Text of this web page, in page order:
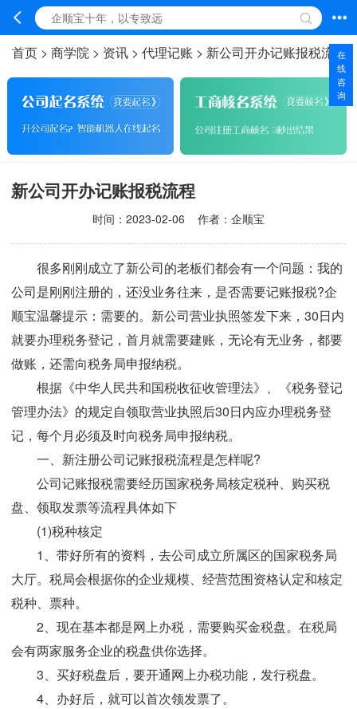
首页 > 商学院 > 资讯 > 代理记账 > 新公司开办记账报税流程
新公司开办记账报税流程
时间： 2023-02-06 作者：企顺宝
很多刚刚成立了新公司的老板们都会有一个问题：我的
公司是刚刚注册的，还没业务往来，是否需要记账报税?企
顺宝温馨提示：需要的。新公司营业执照签发下来，30日内
就要办理税务登记，首月就需要建账，无论有无业务，都要
做账，还需向税务局申报纳税。
根据《中华人民共和国税收征收管理法》、《税务登记
管理办法》的规定自领取营业执照后30日内应办理税务登
记，每个月必须及时向税务局申报纳税。
一、新注册公司记账报税流程是怎样呢?
公司记账报税需要经历国家税务局核定税种、购买税
盘、领取发票等流程具体如下
(1)税种核定
1、带好所有的资料，去公司成立所属区的国家税务局
大厅。税局会根据你的企业规模、经营范围资格认定和核定
税种、票种。
2、现在基本都是网上办税，需要购买金税盘。在税局
会有两家服务企业的税盘供你选择。
3、买好税盘后，要开通网上办税功能，发行税盘。
4、办好后，就可以首次领发票了。
在
线
咨
询